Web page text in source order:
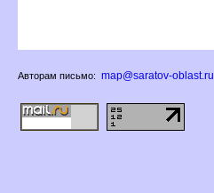
Авторам письмо: map@saratov-oblast.ru